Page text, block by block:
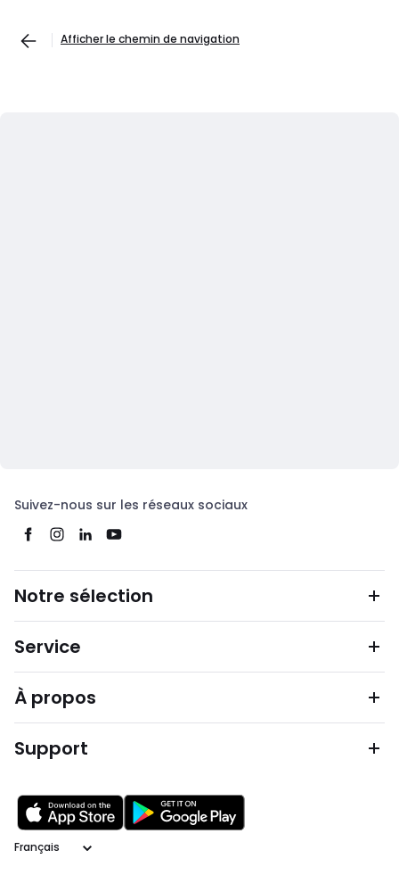
Afficher le chemin de navigation
Suivez-nous sur les réseaux sociaux
Notre sélection
Service
À propos
Support
Langage